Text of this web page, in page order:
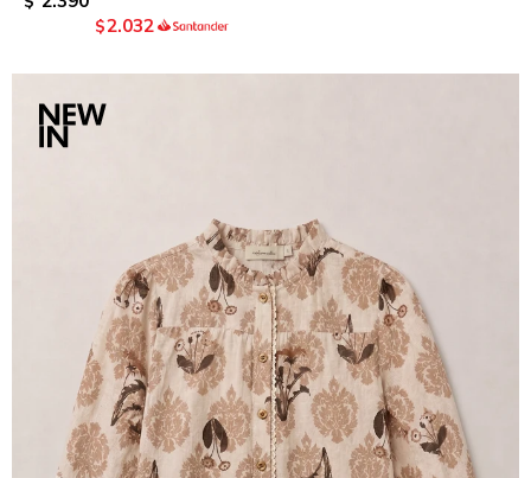
$2.032